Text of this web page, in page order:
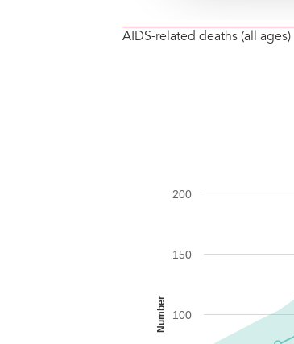
AIDS-related deaths (all ages)